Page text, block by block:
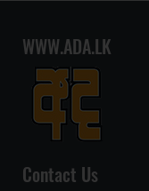
WWW.ADA.LK
Contact Us